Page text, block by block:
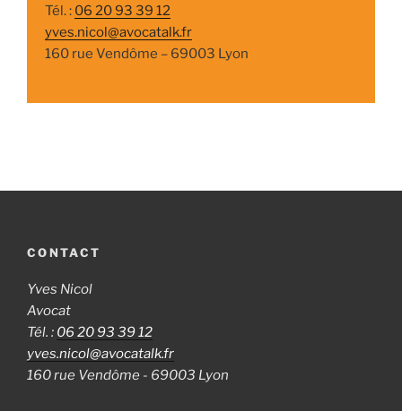
Tél. : 06 20 93 39 12
yves.nicol@avocatalk.fr
160 rue Vendôme – 69003 Lyon
CONTACT
Yves Nicol
Avocat
Tél. : 06 20 93 39 12
yves.nicol@avocatalk.fr
160 rue Vendôme - 69003 Lyon